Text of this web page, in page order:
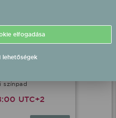
színpad
UTC+2
Minden cookie elfogadása
lehetőségek